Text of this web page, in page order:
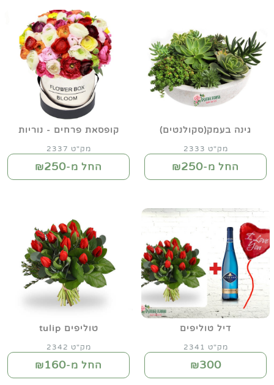
גינה בעמק(סקולנטים)
מק"ט 2333
החל מ-₪250
קופסאת פרחים - נוריות
מק"ט 2337
החל מ-₪250
דיל טוליפים
מק"ט 2341
₪300
טוליפים tulip
מק"ט 2342
החל מ-₪160